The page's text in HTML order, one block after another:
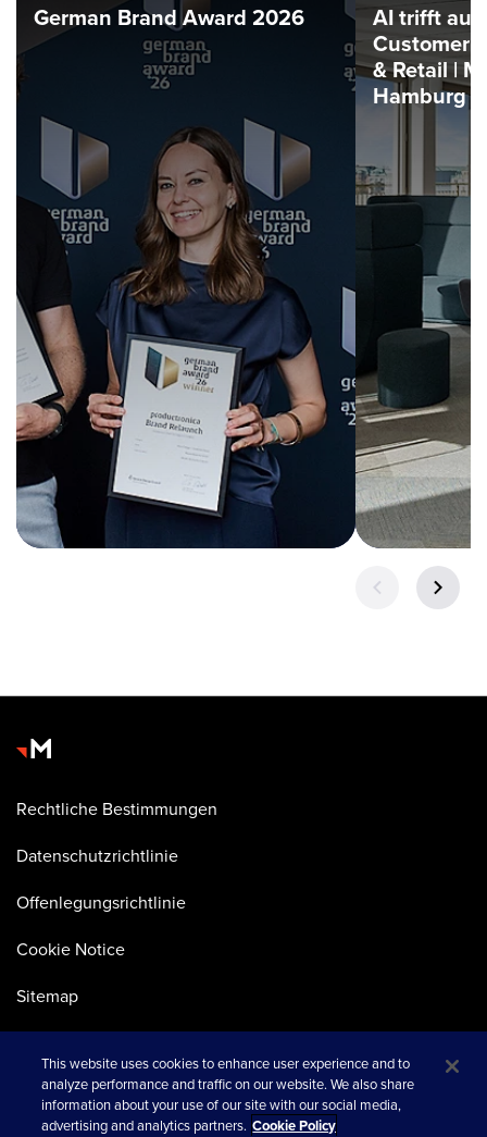
German Brand Award 2026
AI trifft auf
Customer
& Retail |
Hamburg
Rechtliche Bestimmungen
Datenschutzrichtlinie
Offenlegungsrichtlinie
Cookie Notice
Sitemap
This website uses cookies to enhance user experience and to
analyze performance and traffic on our website. We also share
information about your use of our site with our social media,
advertising and analytics partners. Cookie Policy